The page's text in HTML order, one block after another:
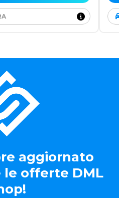
aggiornato
le offerte DML